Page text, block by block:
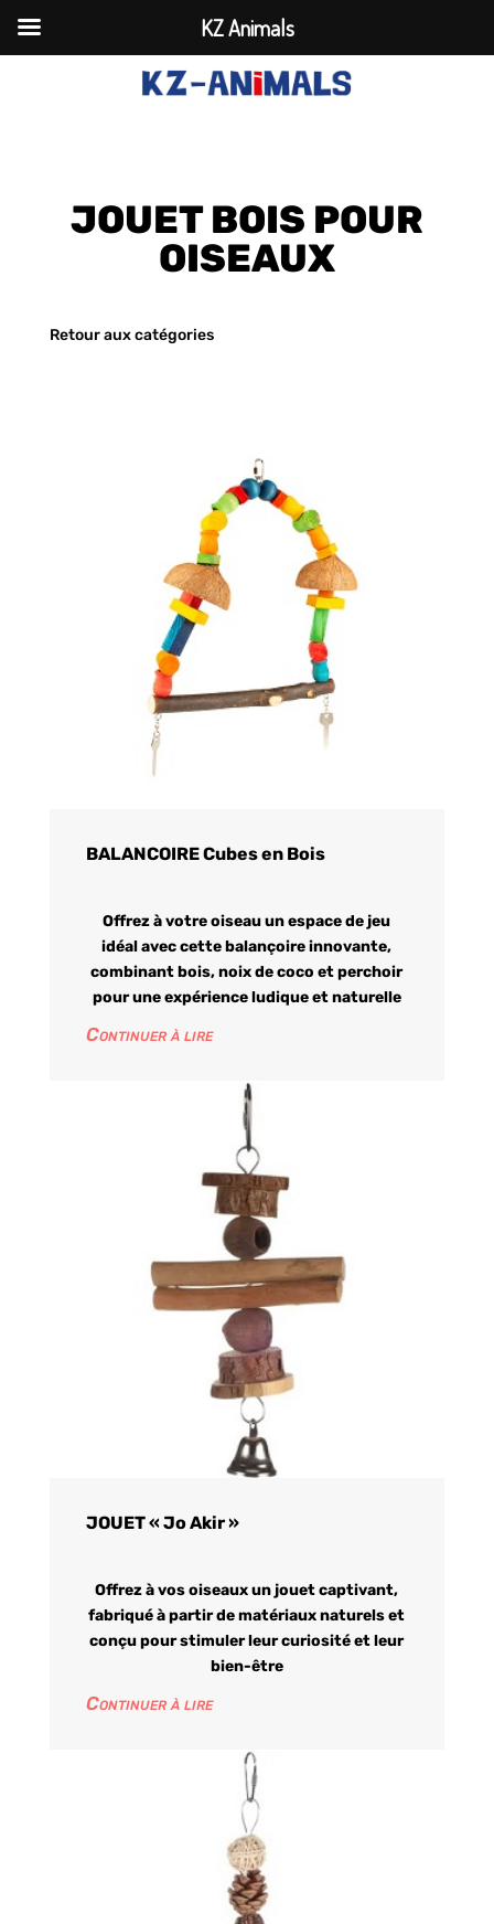
JOUET BOIS POUR
OISEAUX
Retour aux catégories
BALANCOIRE Cubes en Bois
Offrez à votre oiseau un espace de jeu
idéal avec cette balançoire innovante,
combinant bois, noix de coco et perchoir
pour une expérience ludique et naturelle
Continuer à lire
JOUET « Jo Akir »
Offrez à vos oiseaux un jouet captivant,
fabriqué à partir de matériaux naturels et
conçu pour stimuler leur curiosité et leur
bien-être
Continuer à lire
KZ Animals